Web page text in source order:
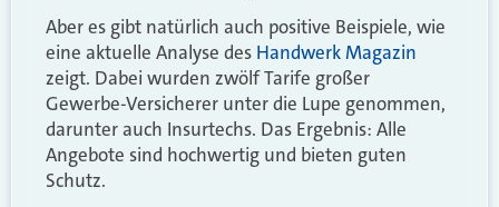
Aber es gibt natürlich auch positive Beispiele, wie
eine aktuelle Analyse des Handwerk Magazin
zeigt. Dabei wurden zwölf Tarife großer
Gewerbe-Versicherer unter die Lupe genommen,
darunter auch Insurtechs. Das Ergebnis: Alle
Angebote sind hochwertig und bieten guten
Schutz.